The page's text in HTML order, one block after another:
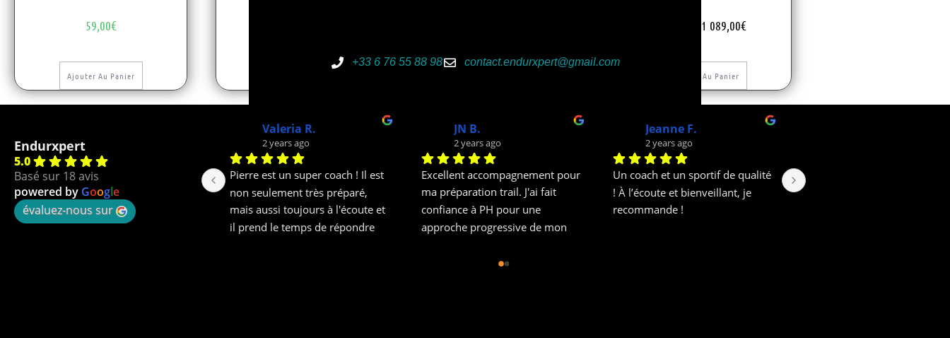
59,00€
Ajouter Au Panier
1 089,00€
Ajouter Au Panier
Endurxpert
5.0
Basé sur 18 avis
powered by Google
évaluez-nous sur
2 years ago
Un coach et un sportif de qualité
! À l’écoute et bienveillant, je
recommande !
Mickael H.
3 years ago
Excellent suivi et programme
d'entrainement !
Adrien
3 years ago
Un suivi au top ! Personnalisé et
surtout très compétent, Pierre
Henry s'adapte à vos
objectifs,Ma progression à été
les blessures,Je recommandes
Damien V.
3 years ago
J'ai eu le plaisir de faire mes
études avec Pierre-Henri, c'est
avant tout un passionné et
+33 6 76 55 88 98 contact.endurxpert@gmail.com